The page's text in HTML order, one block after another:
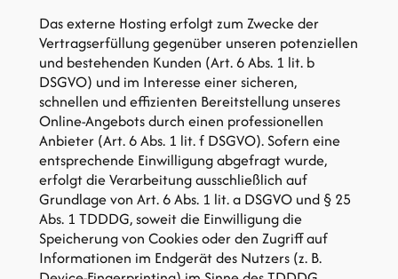
Das externe Hosting erfolgt zum Zwecke der
Vertragserfüllung gegenüber unseren potenziellen
und bestehenden Kunden (Art. 6 Abs. 1 lit. b
DSGVO) und im Interesse einer sicheren,
schnellen und effizienten Bereitstellung unseres
Online-Angebots durch einen professionellen
Anbieter (Art. 6 Abs. 1 lit. f DSGVO). Sofern eine
entsprechende Einwilligung abgefragt wurde,
erfolgt die Verarbeitung ausschließlich auf
Grundlage von Art. 6 Abs. 1 lit. a DSGVO und § 25
Abs. 1 TDDDG, soweit die Einwilligung die
Speicherung von Cookies oder den Zugriff auf
Informationen im Endgerät des Nutzers (z. B.